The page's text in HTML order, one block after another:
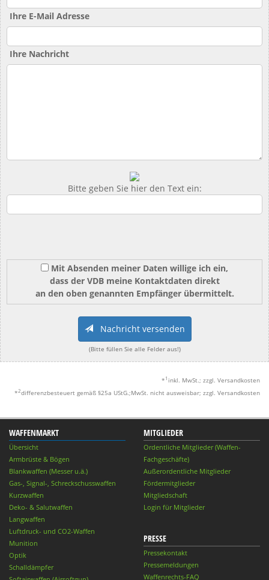
Ihre E-Mail Adresse
Ihre Nachricht
Bitte geben Sie hier den Text ein:
Mit Absenden meiner Daten willige ich ein,
dass der VDB meine Kontaktdaten direkt
an den oben genannten Empfänger übermittelt.
Nachricht versenden
(Bitte füllen Sie alle Felder aus!)
* 1 inkl. MwSt.; zzgl. Versandkosten
*2differenzbesteuert gemäß §25a UStG.;MwSt. nicht ausweisbar; zzgl. Versandkosten
WAFFENMARKT
Übersicht
Armbrüste & Bögen
Blankwaffen (Messer u.ä.)
Gas-, Signal-, Schreckschusswaffen
Kurzwaffen
Deko- & Salutwaffen
Langwaffen
Luftdruck- und CO2-Waffen
Munition
Optik
Schalldämpfer
MITGLIEDER
Ordentliche Mitglieder (Waffen-
Fachgeschäfte)
Außerordentliche Mitglieder
Fördermitglieder
Mitgliedschaft
Login für Mitglieder
PRESSE
Pressekontakt
Pressemeldungen
Waffenrechts-FAQ